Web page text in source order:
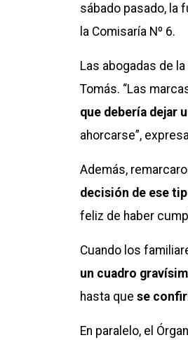
sábado pasado, la
la Comisaría Nº 6.
Las abogadas de
Tomás. “Las
que debería dejar
ahorcarse”,
Además,
decisión de ese
feliz de haber
Cuando los
un cuadro
hasta que se
En paralelo, el